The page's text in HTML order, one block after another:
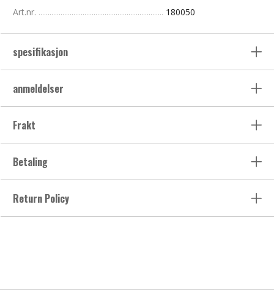
Art.nr. 180050
spesifikasjon
anmeldelser
Frakt
Betaling
Return Policy